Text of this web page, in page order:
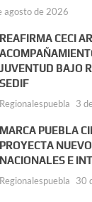
agosto de 2026
REAFIRMA CECI
JUVENTUD BAJO
SEDIF
Regionalespuebla 3
MARCA PUEBLA
PROYECTA
NACIONALES E
Regionalespuebla 30